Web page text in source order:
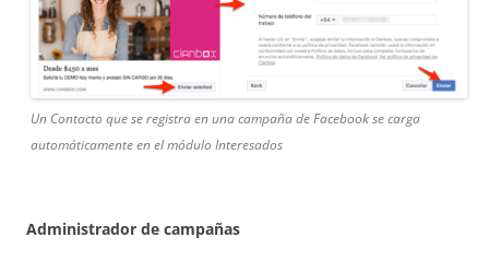
Un Contacto que se registra en una campaña de Facebook se carga
automáticamente en el módulo Interesados
Administrador de campañas